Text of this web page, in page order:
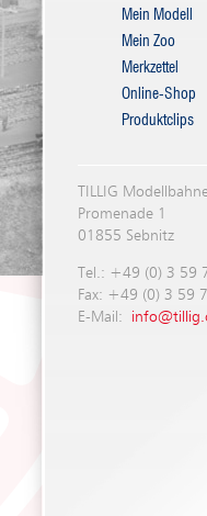
Mein Modell
Mein Zoo
Merkzettel
Online-Shop
Produktclips
TILLIG
Promenade 1
01855 Sebnitz
Tel.: +49 (0) 3 59
Fax: +49 (0) 3 59
E-Mail: